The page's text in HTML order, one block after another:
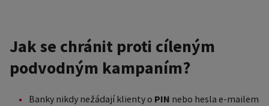
Jak se chránit proti cíleným
podvodným kampaním?
Banky nikdy nežádají klienty o PIN nebo hesla e-mailem